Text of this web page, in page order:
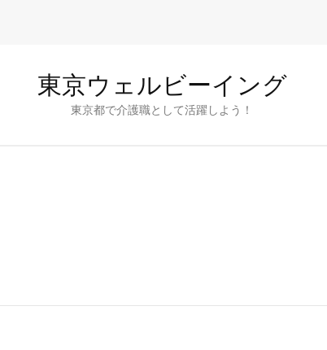
東京ウェルビーイング
東京都で介護職として活躍しよう！